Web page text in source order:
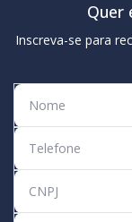
Quer
Inscreva-se para